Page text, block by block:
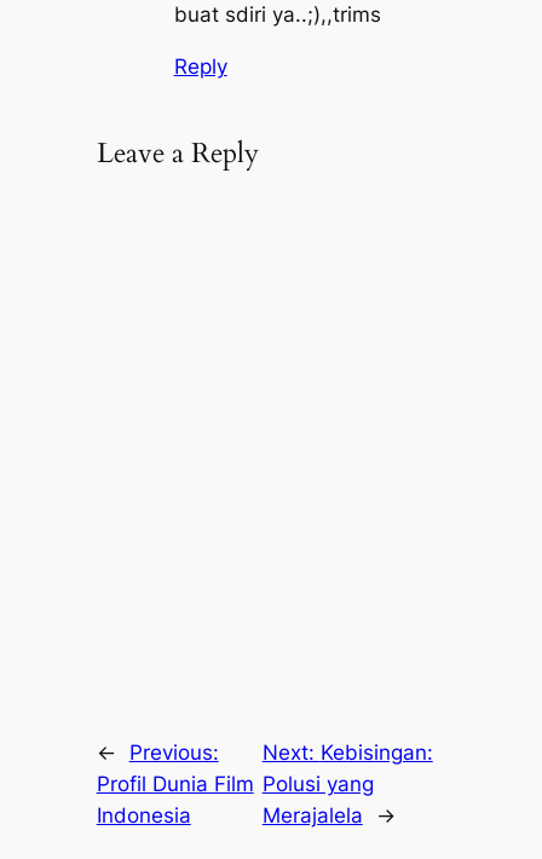
buat sdiri ya..;),,trims
Reply
Leave a Reply
←
Previous:
Profil Dunia Film
Indonesia
Next: Kebisingan:
Polusi yang
Merajalela
→